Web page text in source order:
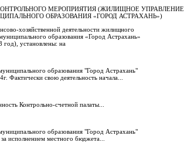
МЕРОПРИЯТИЯ (ЖИЛИЩНОЕ УПРАВЛЕНИЕ
ОБРАЗОВАНИЯ «ГОРОД АСТРАХАНЬ»)
хозяйственной деятельности жилищного
образования «Город Астрахань»
год), установлены: на
образования "Город Астрахань"
Фактически свою деятельность начала...
Контрольно-счетной палаты...
образования "Город Астрахань"
за исполнением местного бюджета...